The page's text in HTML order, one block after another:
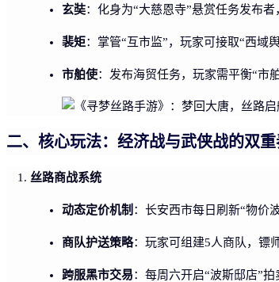
玄奘：化身为“大慈恩寺”悬赏任务发布
裴矩：掌管“互市监”，玩家可接取“西域
市舶使：发布海贸任务，玩家需平衡“市
二、核心玩法：经济战与武侠战的双
丝路商战系统
动态定价机制 ：长安西市每日刷新“物价
商队护送策略：玩家可组建5人商队，镖
跨服黑市交易：每周六开启“波斯邸店”